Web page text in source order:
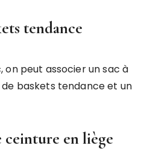
tendance
on peut associer un sac à
baskets tendance et un
en liège